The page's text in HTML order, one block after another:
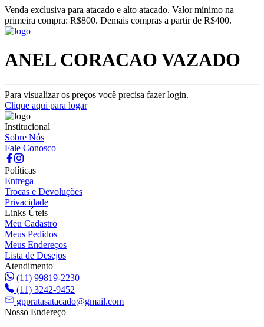
Venda exclusiva para atacado e alto atacado. Valor mínimo na
primeira compra: R$800. Demais compras a partir de R$400.
ANEL CORACAO VAZADO
Para visualizar os preços você precisa fazer login.
Clique aqui para logar
Institucional
Sobre Nós
Fale Conosco
Políticas
Entrega
Trocas e Devoluções
Privacidade
Links Úteis
Meu Cadastro
Meus Pedidos
Meus Endereços
Lista de Desejos
Atendimento
(11) 99819-2230
(11) 3242-9452
gppratasatacado@gmail.com
Nosso Endereço